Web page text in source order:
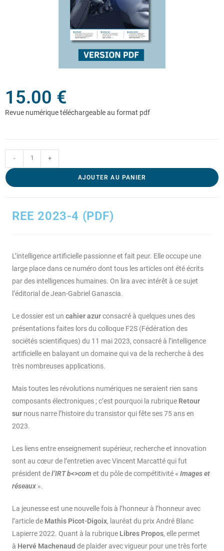
15.00 €
- +
AJOUTER AU PANIER
REE 2023-4 (PDF)
L’intelligence artificielle passionne et fait peur. Elle occupe une
large place dans ce numéro dont tous les articles ont été écrits
par des intelligences humaines. On lira avec intérêt à ce sujet
l’éditorial de Jean-Gabriel Ganascia.
Le dossier est un cahier azurconsacré à quelques unes des
présentations faites lors du colloque F2S (Fédération des
sociétés scientifiques) du 11 mai 2023, consacré à l’intelligence
artificielle en balayant un domaine qui va de la recherche à des
très nombreuses applications.
Mais toutes les révolutions numériques ne seraient rien sans
composants électroniques ; c’est pourquoi la rubrique Retour
sur nous narre l’histoire du transistor qui fête ses 75 ans en
2023.
Les liens entre enseignement supérieur, recherche et innovation
sont au cœur de l’entretien avec Vincent Marcatté qui fut
président del’IRT b<>com et du pôle de compétitivité « Images et
réseaux ».
La jeunesse est une nouvelle fois à l’honneur à l’honneur avec
l’article de Mathis Picot-Digoix, lauréat du prix André Blanc
Lapierre 2022. Quant à la rubrique Libres Propos, elle permet
à Hervé Machenaud de plaider avec vigueur pour une très forte